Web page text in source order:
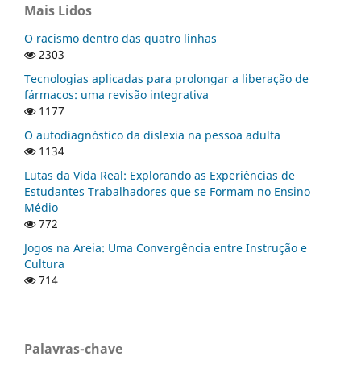
Mais Lidos
O racismo dentro das quatro linhas
2303
Tecnologias aplicadas para prolongar a liberação de
fármacos: uma revisão integrativa
1177
O autodiagnóstico da dislexia na pessoa adulta
1134
Lutas da Vida Real: Explorando as Experiências de
Estudantes Trabalhadores que se Formam no Ensino
Médio
772
Jogos na Areia: Uma Convergência entre Instrução e
Cultura
714
Palavras-chave